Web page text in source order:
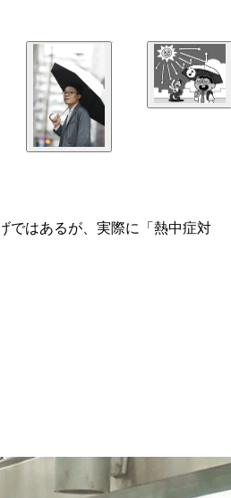
ではあるが、実際に「熱中症対